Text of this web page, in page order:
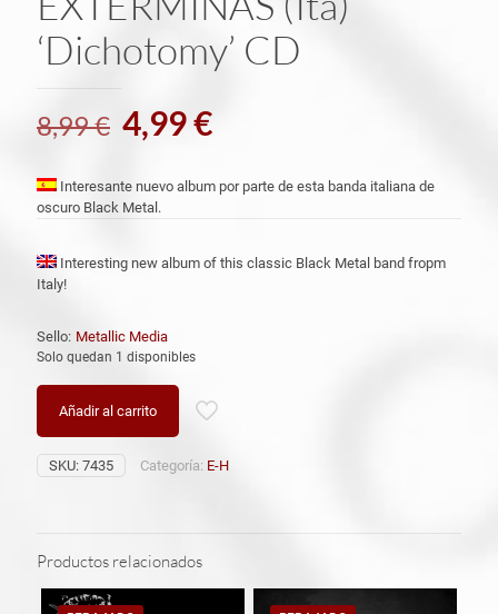
‘Dichotomy’ CD
8,99€ El
precio
original
era:
8,99 €.
4,99€El
actual
4,99 €.
Interesante nuevo album por parte de esta banda italiana de
oscuro Black Metal.
Interesting new album of this classic Black Metal band fropm
Italy!
Sello: Metallic Media
Solo quedan 1 disponibles
Añadir al carrito
SKU: 7435 Categoría: E-H
Productos relacionados